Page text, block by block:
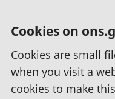
Cookies on
Cookies are small
when you visit a
cookies to make